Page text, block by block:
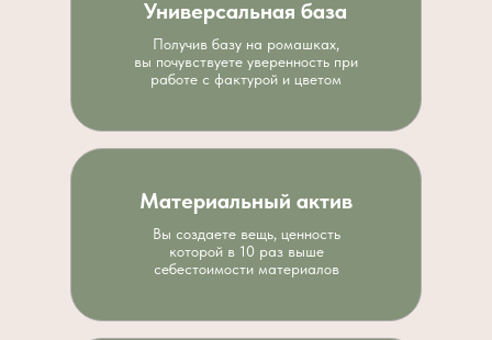
Вы создаете вещь, ценность
которой в 10 раз выше
себестоимости материалов
Материальный актив
Получив базу на ромашках,
вы почувствуете уверенность при
работе с фактурой и цветом
Универсальная база